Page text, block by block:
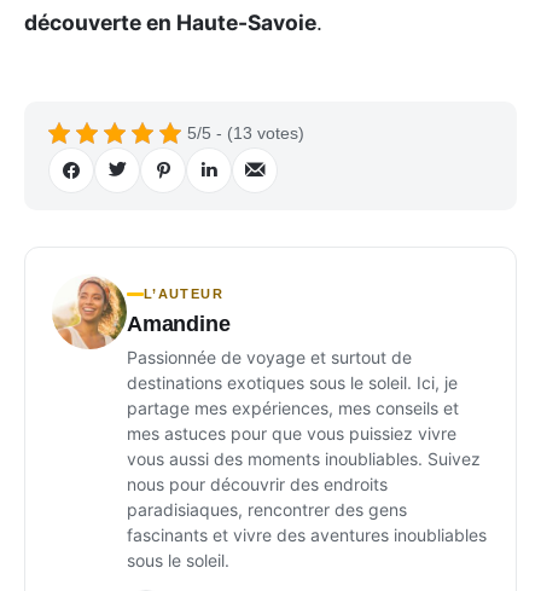
découverte en Haute-Savoie.
5/5 - (13 votes)
L’AUTEUR
Amandine
Passionnée de voyage et surtout de
destinations exotiques sous le soleil. Ici, je
partage mes expériences, mes conseils et
mes astuces pour que vous puissiez vivre
vous aussi des moments inoubliables. Suivez
nous pour découvrir des endroits
paradisiaques, rencontrer des gens
fascinants et vivre des aventures inoubliables
sous le soleil.